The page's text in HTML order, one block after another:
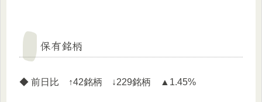
保有銘柄
◆ 前日比 ↑42銘柄 ↓229銘柄 ▲1.45%